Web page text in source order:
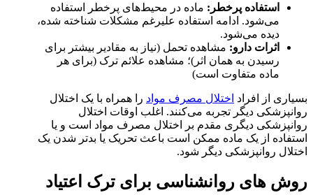
استفاده پرخطر: ماده در محیط‌های پرخطر استفاده
می‌شود. ادامه استفاده علیرغم مشکلات شناخته شده،
دیده می‌شود.
اثرات دارو: مشاهده تحمل (نیاز به مقادیر بیشتر برای
رسیدن به همان اثر)؛ مشاهده علائم ترک (برای هر
ماده متفاوت است)
بسیاری از افراد اختلال مصرف مواد را همراه با یک اختلال
روانپزشکی دیگر تجربه می‌کنند. اغلب اوقات اختلال
روانپزشکی دیگری مقدم بر اختلال مصرف مواد است و یا
استفاده از یک ماده ممکن است باعث تحریک یا بدتر شدن یک
اختلال روانپزشکی دیگر شود.
روش های روانشناسی برای ترک اعتیاد